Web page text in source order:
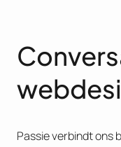
Passie verbindt ons